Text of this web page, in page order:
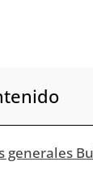
generales